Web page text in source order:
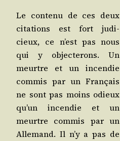
Le conte­nu de ces deux
cita­tions est fort judi­
cieux, ce n’est pas nous
qui y objec­te­rons. Un
meurtre et un incen­die
com­mis par un Fran­çais
ne sont pas moins odieux
qu’un incen­die et un
meurtre com­mis par un
Alle­mand. Il n’y a pas de